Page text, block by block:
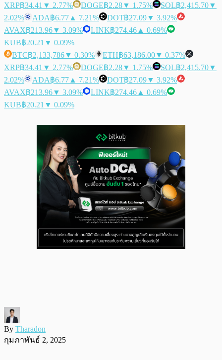
XRP฿34.41 ▼ 2.77% DOGE฿2.28▼ 1.75% SOL฿2,415.70▼
2.02%
ADA฿6.77 ▲ 7.21% DOT฿27.09▼ 3.92%
AVAX฿213.96▼ 3.09% LINK฿274.46 ▲ 0.69%
KUB฿20.21 ▼ 0.09%
BTC฿2,133,786▼ 0.30% ETH฿63,186.00▼ 0.37%
XRP฿34.41 ▼ 2.77% DOGE฿2.28▼ 1.75% SOL฿2,415.70▼
2.02%
ADA฿6.77 ▲ 7.21% DOT฿27.09▼ 3.92%
AVAX฿213.96▼ 3.09% LINK฿274.46 ▲ 0.69%
KUB฿20.21 ▼ 0.09%
By Tharadon
กุมภาพันธ์ 2, 2025